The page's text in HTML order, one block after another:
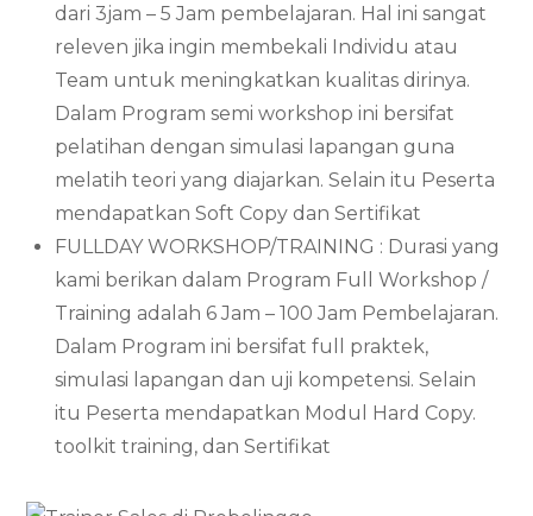
dari 3jam – 5 Jam pembelajaran. Hal ini sangat
releven jika ingin membekali Individu atau
Team untuk meningkatkan kualitas dirinya.
Dalam Program semi workshop ini bersifat
pelatihan dengan simulasi lapangan guna
melatih teori yang diajarkan. Selain itu Peserta
mendapatkan Soft Copy dan Sertifikat
FULLDAY WORKSHOP/TRAINING : Durasi yang
kami berikan dalam Program Full Workshop /
Training adalah 6 Jam – 100 Jam Pembelajaran.
Dalam Program ini bersifat full praktek,
simulasi lapangan dan uji kompetensi. Selain
itu Peserta mendapatkan Modul Hard Copy.
toolkit training, dan Sertifikat